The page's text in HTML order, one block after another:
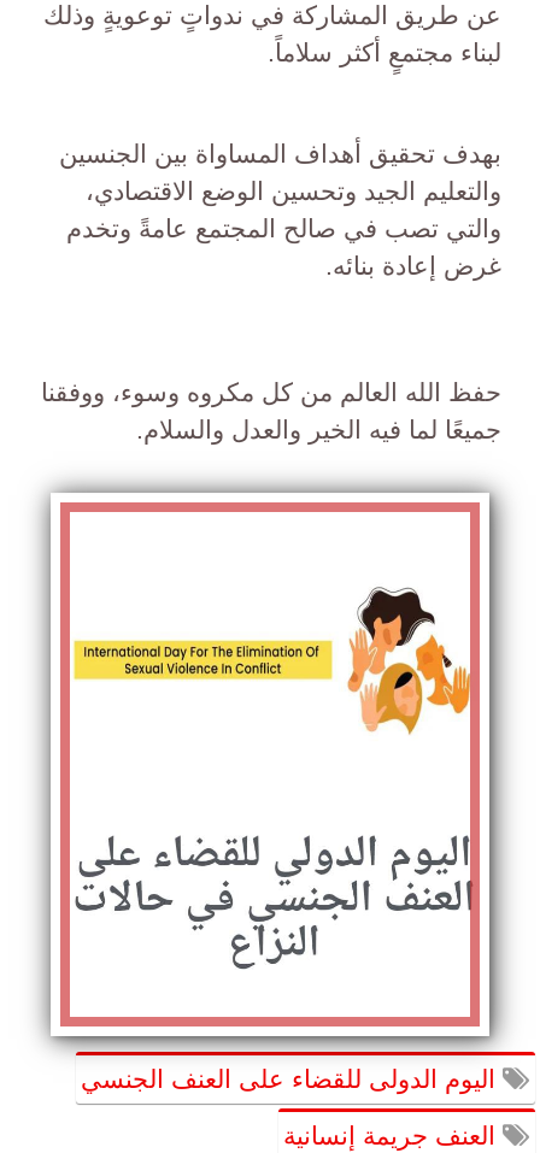
عن طريق المشاركة في ندواتٍ توعويةٍ وذلك
لبناء مجتمعٍ أكثر سلاماً.
بهدف تحقيق أهداف المساواة بين الجنسين
والتعليم الجيد وتحسين الوضع الاقتصادي،
والتي تصب في صالح المجتمع عامةً وتخدم
غرض إعادة بنائه.
حفظ الله العالم من كل مكروه وسوء، ووفقنا
جميعًا لما فيه الخير والعدل والسلام.
اليوم الدولى للقضاء على العنف الجنسي
العنف جريمة إنسانية